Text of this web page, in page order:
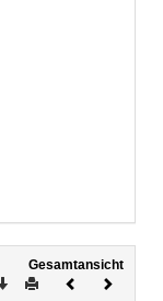
Gesamtansicht
Download
DruckenVorheriges